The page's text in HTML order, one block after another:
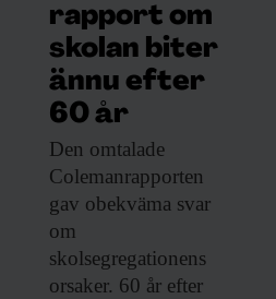
rapport om
skolan biter
ännu efter
60 år
Den omtalade
Colemanrapporten
gav obekväma svar
om
skolsegregationens
orsaker. 60 år efter